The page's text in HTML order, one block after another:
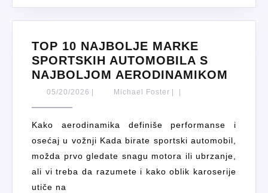
TOP 10 NAJBOLJE MARKE
SPORTSKIH AUTOMOBILA S
NAJBOLJOM AERODINAMIKOM
S
05/20/2026 05/20/2026
| Michael FosterMichael
| |
Kako aerodinamika definiše performanse i
osećaj u vožnji Kada birate sportski automobil,
možda prvo gledate snagu motora ili ubrzanje,
ali vi treba da razumete i kako oblik karoserije
utiče na